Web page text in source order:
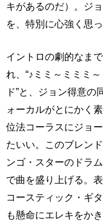
キがあるのだ）。ジ
を、特別に心強く思
イントロの劇的なま
れ、“♪ミミ～ミミミ
ド”と、ジョン得意
ォーカルがとにかく
位法コーラスにジョ
たいい。このブレン
ンゴ・スターのドラ
で曲を盛り上げる。
コースティック・ギ
も懸命にエレキをか